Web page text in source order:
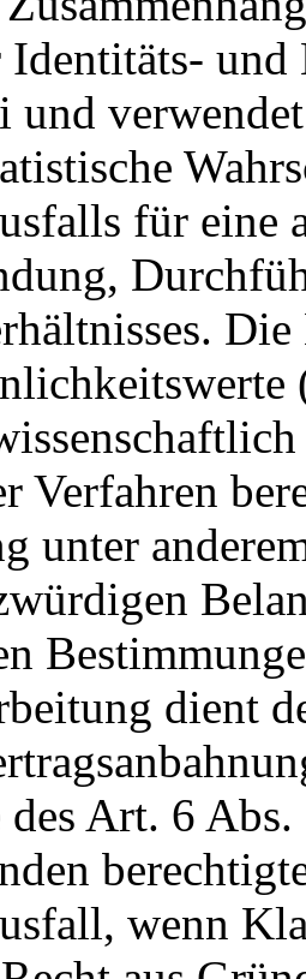
und
und
für eine
Verfahren
unter
dient
des Art. 6
wenn